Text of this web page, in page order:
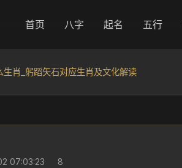
首页 八字 起名 五行
生肖_躬蹈矢石对应生肖及文化解读
07:03:23 8